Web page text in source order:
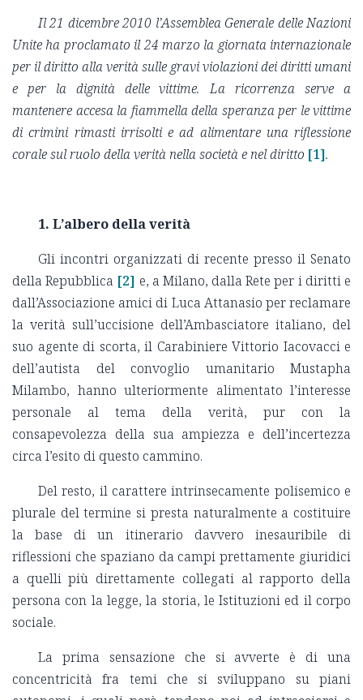
Il 21 dicembre 2010 l’Assemblea Generale delle Nazioni
Unite ha proclamato il 24 marzo la giornata internazionale
per il diritto alla verità sulle gravi violazioni dei diritti umani
e per la dignità delle vittime. La ricorrenza serve a
mantenere accesa la fiammella della speranza per le vittime
di crimini rimasti irrisolti e ad alimentare una riflessione
corale sul ruolo della verità nella società e nel diritto [1].
1. L’albero della verità
Gli incontri organizzati di recente presso il Senato
della Repubblica [2] e, a Milano, dalla Rete per i diritti e
dall’Associazione amici di Luca Attanasio per reclamare
la verità sull’uccisione dell’Ambasciatore italiano, del
suo agente di scorta, il Carabiniere Vittorio Iacovacci e
dell’autista del convoglio umanitario Mustapha
Milambo, hanno ulteriormente alimentato l’interesse
personale al tema della verità, pur con la
consapevolezza della sua ampiezza e dell’incertezza
circa l’esito di questo cammino.
Del resto, il carattere intrinsecamente polisemico e
plurale del termine si presta naturalmente a costituire
la base di un itinerario davvero inesauribile di
riflessioni che spaziano da campi prettamente giuridici
a quelli più direttamente collegati al rapporto della
persona con la legge, la storia, le Istituzioni ed il corpo
sociale.
La prima sensazione che si avverte è di una
concentricità fra temi che si sviluppano su piani